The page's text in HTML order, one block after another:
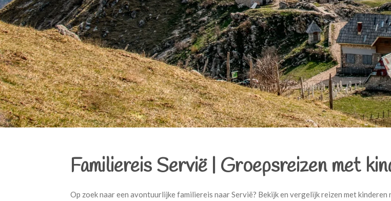
Familiereis Servië | Groepsreizen met
Op zoek naar een avontuurlijke familiereis naar Servië? Bekijk en vergelijk reizen met